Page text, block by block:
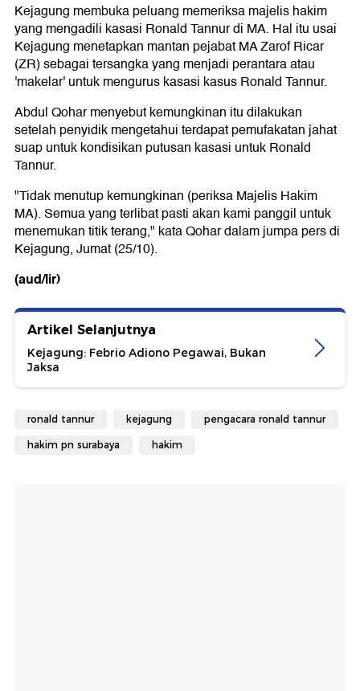
Kejagung membuka peluang memeriksa majelis hakim
yang mengadili kasasi Ronald Tannur di MA. Hal itu usai
Kejagung menetapkan mantan pejabat MA Zarof Ricar
(ZR) sebagai tersangka yang menjadi perantara atau
'makelar' untuk mengurus kasasi kasus Ronald Tannur.
Abdul Qohar menyebut kemungkinan itu dilakukan
setelah penyidik mengetahui terdapat pemufakatan jahat
suap untuk kondisikan putusan kasasi untuk Ronald
Tannur.
"Tidak menutup kemungkinan (periksa Majelis Hakim
MA). Semua yang terlibat pasti akan kami panggil untuk
menemukan titik terang," kata Qohar dalam jumpa pers di
Kejagung, Jumat (25/10).
(aud/lir)
Artikel Selanjutnya
Kejagung: Febrio Adiono Pegawai, Bukan
Jaksa
ronald tannur kejagung pengacara ronald tannur
hakim pn surabaya hakim